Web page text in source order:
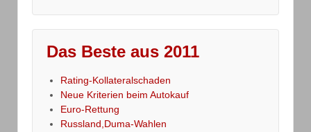
Das Beste aus 2011
Rating-Kollateralschaden
Neue Kriterien beim Autokauf
Euro-Rettung
Russland,Duma-Wahlen